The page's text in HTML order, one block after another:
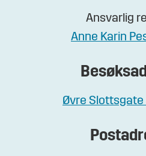
Ansvarlig
Anne Karin
Øvre Slottsgate